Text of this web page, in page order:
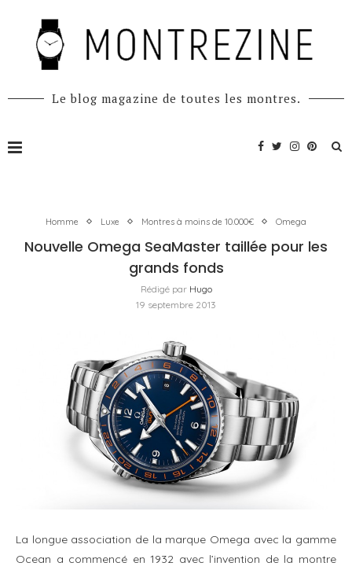
Le blog magazine de toutes les montres.
Homme Luxe Montres à moins de 10.000€ Omega
Nouvelle Omega SeaMaster taillée pour les
grands fonds
Rédigé par Hugo
19 septembre 2013
La longue association de la marque Omega avec la gamme
Ocean a commencé en 1932 avec l’invention de la montre